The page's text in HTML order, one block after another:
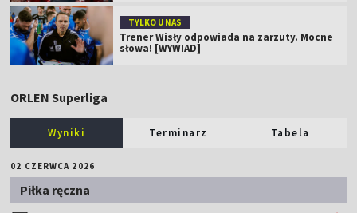
TYLKO U NAS
Trener Wisły odpowiada na zarzuty. Mocne
słowa! [WYWIAD]
ORLEN Superliga
Wyniki Terminarz Tabela
02 CZERWCA 2026
Piłka ręczna